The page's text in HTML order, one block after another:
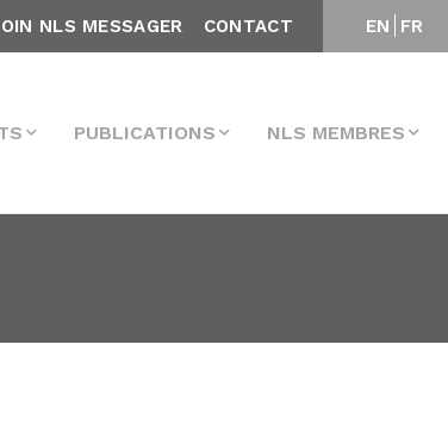
EN FR
NLS MESSAGER CONTACT
PUBLICATIONS NLS MEMBRES